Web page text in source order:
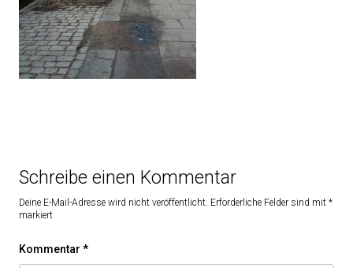
Schreibe einen Kommentar
Deine E-Mail-Adresse wird nicht veröffentlicht. Erforderliche Felder sind mit *
markiert
Kommentar *